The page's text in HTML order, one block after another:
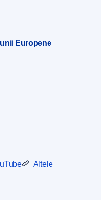
Europene
Altele